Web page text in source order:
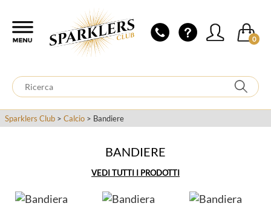
0
Sparklers Club > Calcio > Bandiere
BANDIERE
VEDI TUTTI I PRODOTTI